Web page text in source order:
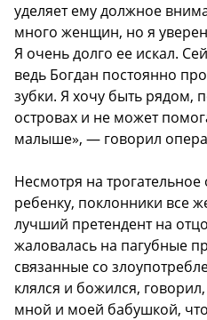
уделяет ему должное
много женщин, но я
Я очень долго ее искал.
ведь Богдан постоянно
зубки. Я хочу быть рядом,
островах и не может
малыше», — говорил
Несмотря на
ребенку, поклонники все
лучший претендент на
жаловалась на пагубные
связанные со
клялся и божился,
мной и моей бабушкой,